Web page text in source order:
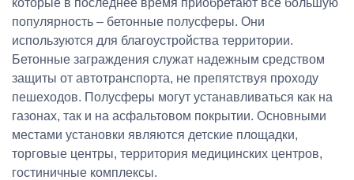
популярность – бетонные полусферы. Они
используются для благоустройства территории.
Бетонные заграждения служат надежным средством
защиты от автотранспорта, не препятствуя проходу
пешеходов. Полусферы могут устанавливаться как на
газонах, так и на асфальтовом покрытии. Основными
местами установки являются детские площадки,
торговые центры, территория медицинских центров,
гостиничные комплексы.